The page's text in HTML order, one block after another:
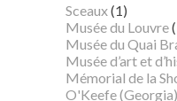
Sceaux(1)
Musée du Louvre
Musée du Quai
Musée d’art et
Mémorial de la
O'Keefe (Georgia)